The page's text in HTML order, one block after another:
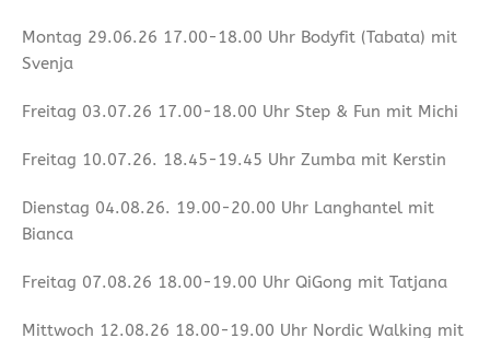
Montag 29.06.26 17.00-18.00 Uhr Bodyfit (Tabata) mit
Svenja
Freitag 03.07.26 17.00-18.00 Uhr Step & Fun mit Michi
Freitag 10.07.26. 18.45-19.45 Uhr Zumba mit Kerstin
Dienstag 04.08.26. 19.00-20.00 Uhr Langhantel mit
Bianca
Freitag 07.08.26 18.00-19.00 Uhr QiGong mit Tatjana
Mittwoch 12.08.26 18.00-19.00 Uhr Nordic Walking mit